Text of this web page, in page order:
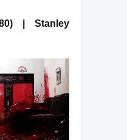
| Stanley